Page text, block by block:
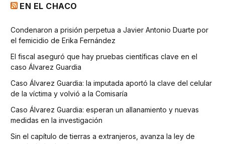
EN EL CHACO
Condenaron a prisión perpetua a Javier Antonio Duarte por
el femicidio de Erika Fernández
El fiscal aseguró que hay pruebas científicas clave en el
caso Álvarez Guardia
Caso Álvarez Guardia: la imputada aportó la clave del celular
de la víctima y volvió a la Comisaría
Caso Álvarez Guardia: esperan un allanamiento y nuevas
medidas en la investigación
Sin el capítulo de tierras a extranjeros, avanza la ley de